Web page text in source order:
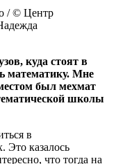
/ © Центр
куда стоят в
математику. Мне
был мехмат
школы
в
Это казалось
что тогда на